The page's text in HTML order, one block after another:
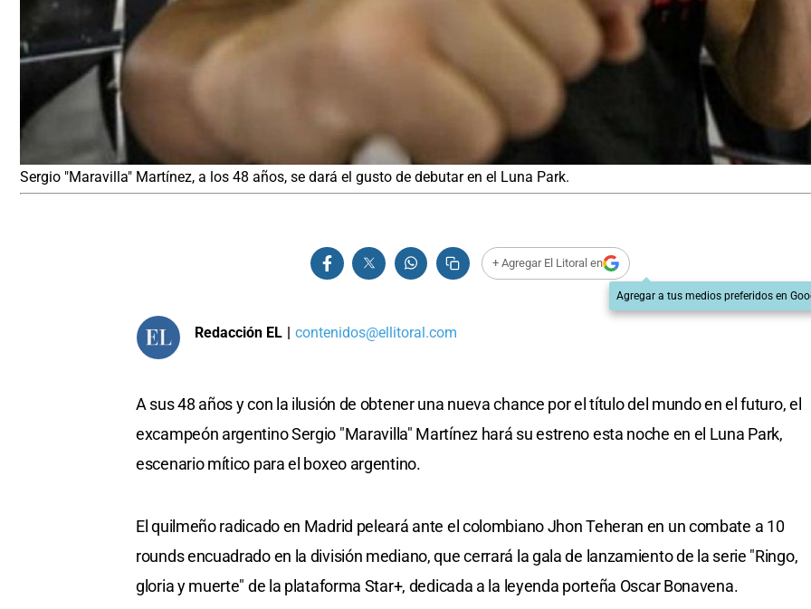
Sergio "Maravilla" Martínez, a los 48 años, se dará el gusto de debutar en el Luna Park.
+ Agregar El Litoral en
Agregar a tus medios preferidos en
Redacción EL | contenidos@ellitoral.com
A sus 48 años y con la ilusión de obtener una nueva chance por el título del mundo en el futuro, el
excampeón argentino Sergio "Maravilla" Martínez hará su estreno esta noche en el Luna Park,
escenario mítico para el boxeo argentino.
El quilmeño radicado en Madrid peleará ante el colombiano Jhon Teheran en un combate a 10
rounds encuadrado en la división mediano, que cerrará la gala de lanzamiento de la serie "Ringo,
gloria y muerte" de la plataforma Star+, dedicada a la leyenda porteña Oscar Bonavena.